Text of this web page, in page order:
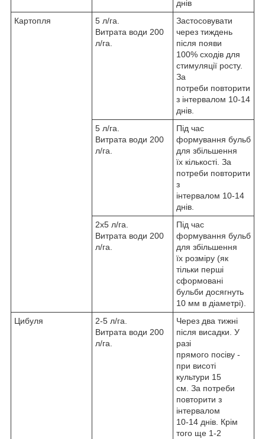
днів
Картопля
5 л/га.
Витрата води 200
л/га.
Застосовувати
через тиждень
після появи
100% сходів для
стимуляції росту.
За
потреби повторити
з інтервалом 10-14
днів.
5 л/га.
Витрата води 200
л/га.
Під час
формування бульб
для збільшення
їх кількості. За
потреби повторити
з
інтервалом 10-14
днів.
2х5 л/га.
Витрата води 200
л/га.
Під час
формування бульб
для збільшення
їх розміру (як
тільки перші
сформовані
бульби досягнуть
10 мм в діаметрі).
Цибуля
2-5 л/га.
Витрата води 200
л/га.
Через два тижні
після висадки. У
разі
прямого посіву -
при висоті
культури 15
см. За потреби
повторити з
інтервалом
10-14 днів. Крім
того ще 1-2